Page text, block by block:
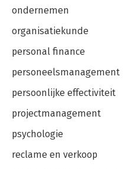
ondernemen
organisatiekunde
personal finance
personeelsmanagement
persoonlijke effectiviteit
projectmanagement
psychologie
reclame en verkoop